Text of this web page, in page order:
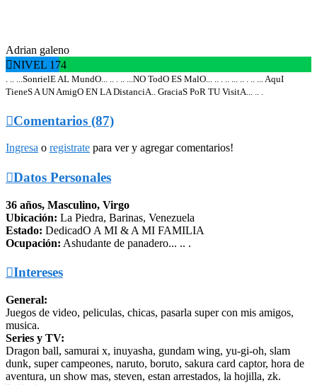
Adrian galeno
NIVEL 174
. .. ...SonrielE AL MundO... .. . .. ...NO TodO ES MalO... .. . .. ... .. . .. ... AquI
TieneS A UN AmigO EN LA DistanciA.. GraciaS PoR TU VisitA... .. .
Comentarios (87)
Ingresa o registrate para ver y agregar comentarios!
Datos Personales
36 años, Masculino, Virgo
Ubicación: La Piedra, Barinas, Venezuela
Estado: DedicadO A MI & A MI FAMILIA
Ocupación: Ashudante de panadero... .. .
Intereses
General:
Juegos de video, peliculas, chicas, pasarla super con mis amigos,
musica.
Series y TV:
Dragon ball, samurai x, inuyasha, gundam wing, yu-gi-oh, slam
dunk, super campeones, naruto, boruto, sakura card captor, hora de
aventura, un show mas, steven, estan arrestados, la hojilla, zk.